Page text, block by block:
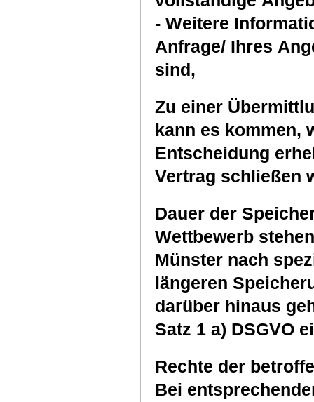
- Weitere Informationen, die für die Bearbeitung Ihrer
Anfrage/ Ihres
sind,
Zu einer
kann es kommen,
Entscheidung
Vertrag schließen
Dauer der
Wettbewerb
Münster nach
längeren
darüber hinaus
Satz 1 a) DSGVO
Rechte der
Bei